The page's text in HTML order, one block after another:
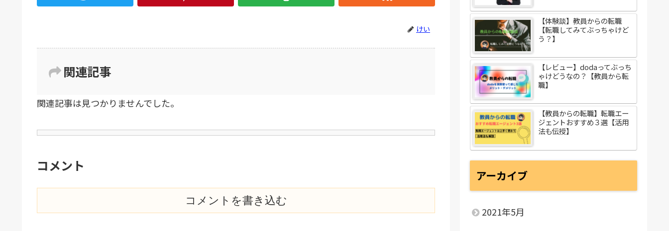
けい
関連記事
関連記事は見つかりませんでした。
コメント
コメントを書き込む
【体験談】教員からの転職
【転職してみてぶっちゃけど
う？】
【レビュー】dodaってぶっち
ゃけどうなの？【教員から転
職】
【教員からの転職】転職エー
ジェントおすすめ３選【活用
法も伝授】
アーカイブ
2021年5月